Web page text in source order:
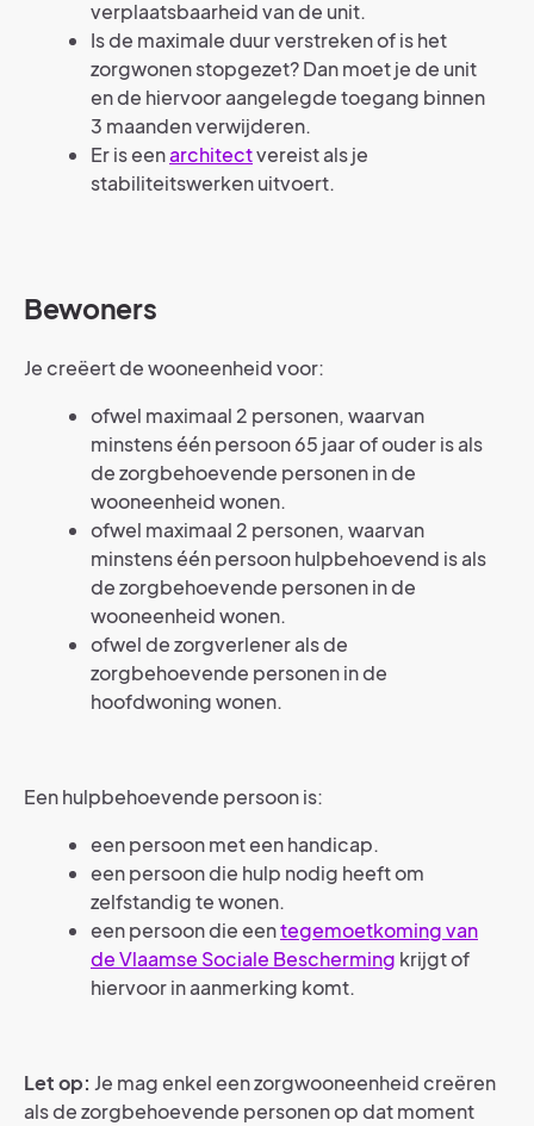
verplaatsbaarheid van de unit.
Is de maximale duur verstreken of is het
zorgwonen stopgezet? Dan moet je de unit
en de hiervoor aangelegde toegang binnen
3 maanden verwijderen.
Er is eenarchitectvereist als je
stabiliteitswerken uitvoert.
Bewoners
Je creëert de wooneenheid voor:
ofwel maximaal 2 personen, waarvan
minstens één persoon 65 jaar of ouder is als
de zorgbehoevende personen in de
wooneenheid wonen.
ofwel maximaal 2 personen, waarvan
minstens één persoon hulpbehoevend is als
de zorgbehoevende personen in de
wooneenheid wonen.
ofwel de zorgverlener als de
zorgbehoevende personen in de
hoofdwoning wonen.
Een hulpbehoevende persoon is:
een persoon met een handicap.
een persoon die hulp nodig heeft om
zelfstandig te wonen.
een persoon die eentegemoetkoming van
de Vlaamse Sociale Bescherming krijgt of
hiervoor in aanmerking komt.
Let op: Je mag enkel een zorgwooneenheid creëren
als de zorgbehoevende personen op dat moment